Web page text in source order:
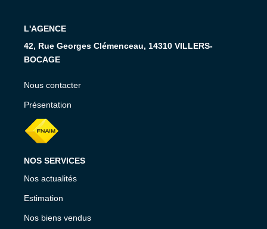
L'AGENCE
42, Rue Georges Clémenceau, 14310 VILLERS-
BOCAGE
Nous contacter
Présentation
NOS SERVICES
Nos actualités
Estimation
Nos biens vendus